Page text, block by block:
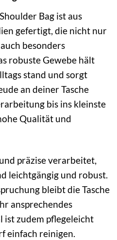
Bag ist aus
gefertigt, die nicht nur
besonders
robuste Gewebe hält
stand und sorgt
an deiner Tasche
bis ins kleinste
Qualität und
präzise verarbeitet,
leichtgängig und robust.
bleibt die Tasche
ansprechendes
ist zudem pflegeleicht
einfach reinigen.